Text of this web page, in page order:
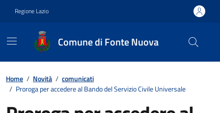
Regione Lazio
Comune di Fonte Nuova
Contenuti in evidenza
Home / Novità / comunicati
/ Proroga per accedere al Bando del Servizio Civile Universale